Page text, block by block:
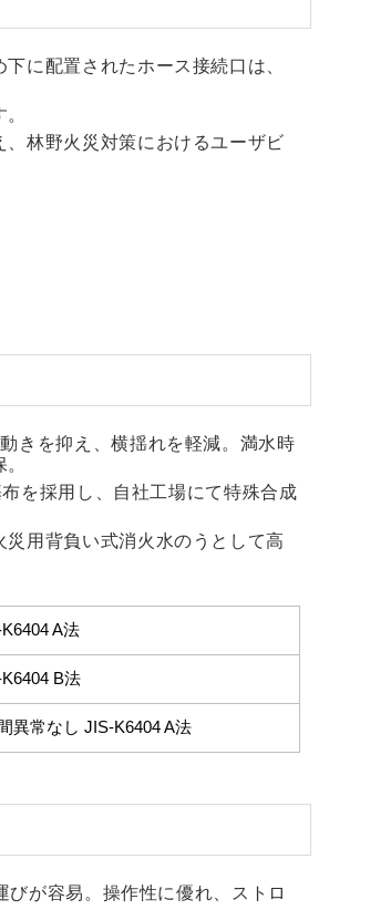
に配置されたホース接続口は、
林野火災対策におけるユーザビ
きを抑え、横揺れを軽減。満水時
を採用し、自社工場にて特殊合成
用背負い式消火水のうとして高
A法
B法
異常なし JIS-K6404 A法
が容易。操作性に優れ、ストロ